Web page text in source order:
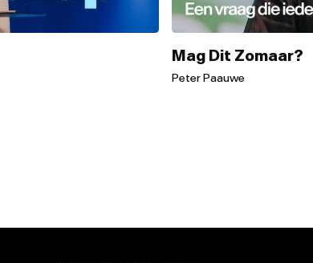
Mag Dit Zomaar?
Peter Paauwe